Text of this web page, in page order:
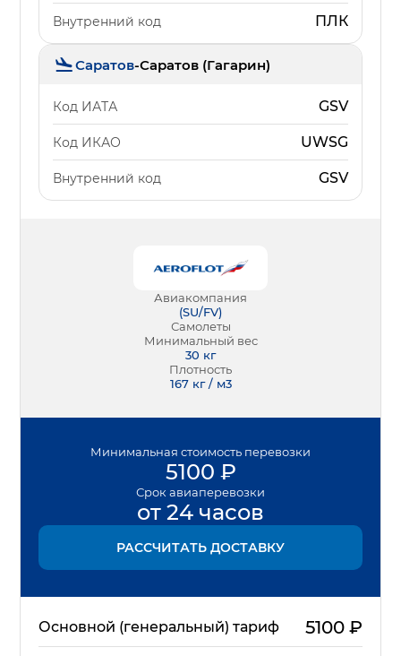
Внутренний код ПЛК
Саратов-Саратов (Гагарин)
Код ИАТА GSV
Код ИКАО UWSG
Внутренний код GSV
Авиакомпания
(SU/FV)
Самолеты
Минимальный вес
30 кг
Плотность
167 кг / м3
Минимальная стоимость перевозки
5100 ₽
Срок авиаперевозки
от 24 часов
РАССЧИТАТЬ ДОСТАВКУ
Основной (генеральный) тариф 5100₽